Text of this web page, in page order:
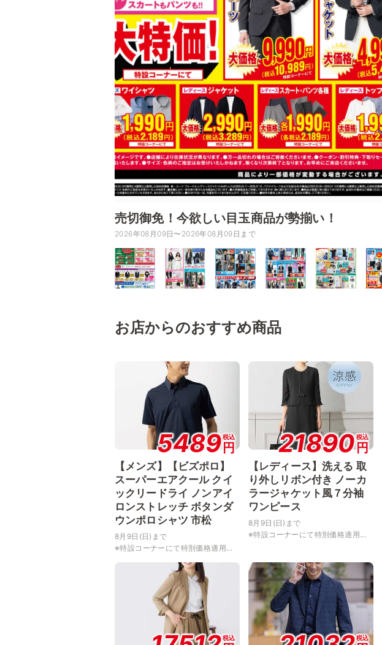
売切御免！今欲しい目玉商品が勢揃い！
2026年08月09日〜2026年08月09日まで
お店からのおすすめ商品
5489税込
円
【メンズ】【ビズポロ】
スーパーエアクール クイ
ックリードライ ノンアイ
ロンストレッチ ボタンダ
ウンポロシャツ 市松
8月9日(日)まで
※特設コーナーにて特別価格適用...
21890税込
円
【レディース】洗える 取
り外しリボン付き ノーカ
ラージャケット風７分袖
ワンピース
8月9日(日)まで
※特設コーナーにて特別価格適用...
税込 税込